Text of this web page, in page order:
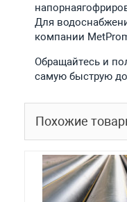
Для
компании
Обращайтесь и
самую быструю
Похожие